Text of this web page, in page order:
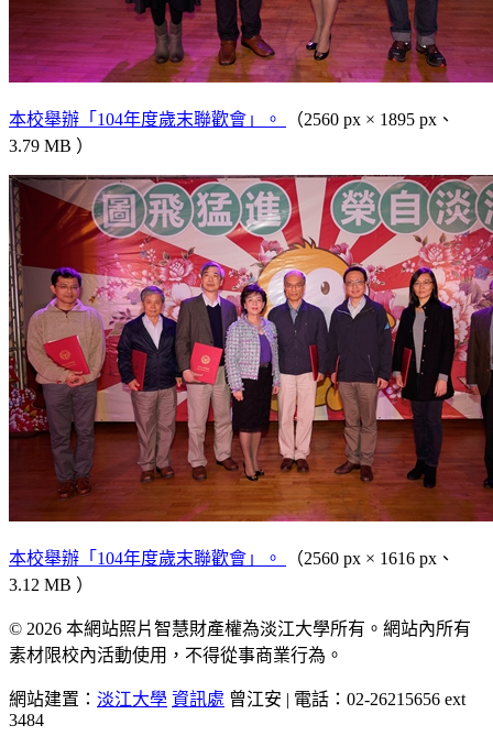
本校舉辦「104年度歲末聯歡會」。
（2560 px × 1895 px、
3.79 MB ）
本校舉辦「104年度歲末聯歡會」。
（2560 px × 1616 px、
3.12 MB ）
© 2026 本網站照片智慧財產權為淡江大學所有。網站內所有
素材限校內活動使用，不得從事商業行為。
網站建置： 淡江大學 資訊處 曾江安 | 電話：02-26215656 ext
3484